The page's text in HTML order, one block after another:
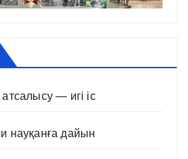
— игі іс
науқанға дайын